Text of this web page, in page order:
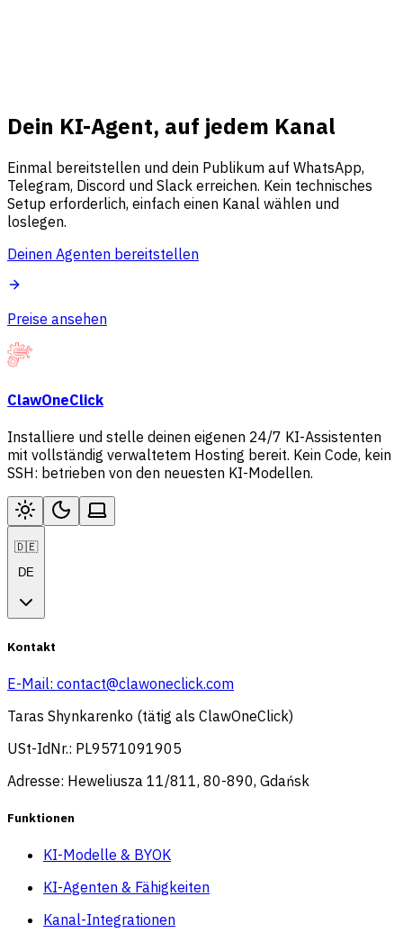
Dein KI-Agent, auf jedem Kanal
Einmal bereitstellen und dein Publikum auf WhatsApp,
Telegram, Discord und Slack erreichen. Kein technisches
Setup erforderlich, einfach einen Kanal wählen und
loslegen.
Deinen Agenten bereitstellen
Preise ansehen
ClawOneClick
Installiere und stelle deinen eigenen 24/7 KI-Assistenten
mit vollständig verwaltetem Hosting bereit. Kein Code, kein
SSH: betrieben von den neuesten KI-Modellen.
🇩🇪
DE
Kontakt
E-Mail: contact@clawoneclick.com
Taras Shynkarenko (tätig als ClawOneClick)
USt-IdNr.: PL9571091905
Adresse: Heweliusza 11/811, 80-890, Gdańsk
Funktionen
KI-Modelle & BYOK
KI-Agenten & Fähigkeiten
Kanal-Integrationen